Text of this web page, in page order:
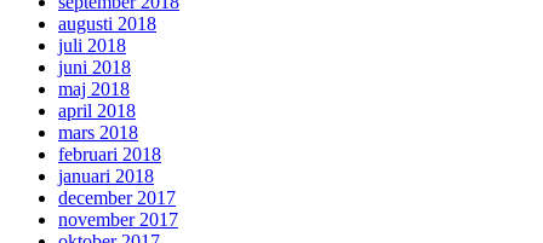
augusti 2018
juli 2018
juni 2018
maj 2018
april 2018
mars 2018
februari 2018
januari 2018
december 2017
november 2017